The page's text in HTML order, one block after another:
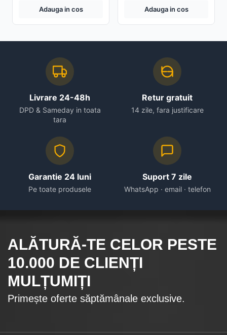
Adauga in cos Adauga in cos
Livrare 24-48h
DPD & Sameday in toata
tara
Retur gratuit
14 zile, fara justificare
Garantie 24 luni
Pe toate produsele
Suport 7 zile
WhatsApp · email · telefon
ALĂTURĂ-TE CELOR PESTE
10.000 DE CLIENȚI
MULȚUMIȚI
Primește oferte săptămânale exclusive.